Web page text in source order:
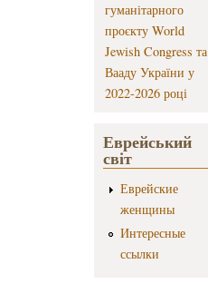
гуманітарного
проєкту World
Jewish Congress та
Вааду України у
2022-2026 році
Еврейський
світ
Еврейские
женщины
Интересные
ссылки